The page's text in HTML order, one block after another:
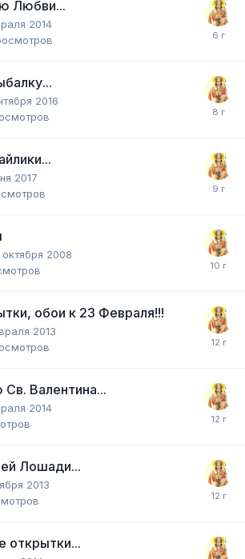
Любви...
2014
2016
2017
октября 2008
обои к 23 Февраля!!!
2013
Валентина...
2014
Лошади...
2013
открытки...